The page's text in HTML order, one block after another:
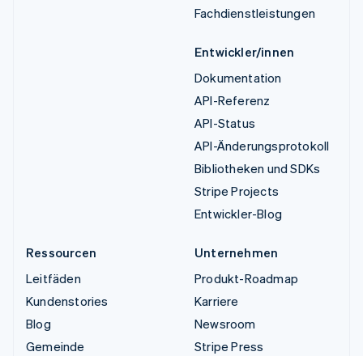
Fachdienstleistungen
Entwickler/innen
Dokumentation
API-Referenz
API-Status
API-Änderungsprotokoll
Bibliotheken und SDKs
Stripe Projects
Entwickler-Blog
Ressourcen
Leitfäden
Kundenstories
Blog
Gemeinde
Unternehmen
Produkt-Roadmap
Karriere
Newsroom
Stripe Press